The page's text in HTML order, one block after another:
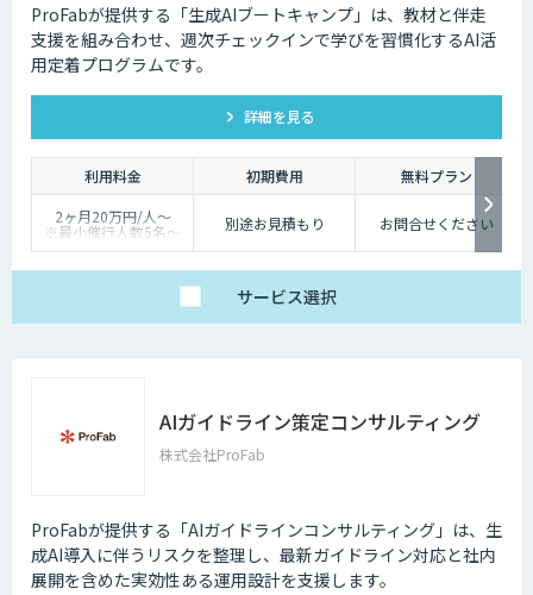
ProFabが提供する「生成AIブートキャンプ」は、教材と伴走
支援を組み合わせ、週次チェックインで学びを習慣化するAI活
用定着プログラムです。
詳細を見る
利用料金 初期費用
無料プラン
2ヶ月20万円/人〜
※最小催行人数5名〜
※対象ツールやカスタ
別途お見積もり お問合せください
サービス選択
AIガイドライン策定コンサルティング
株式会社ProFab
ProFabが提供する「AIガイドラインコンサルティング」は、生
成AI導入に伴うリスクを整理し、最新ガイドライン対応と社内
展開を含めた実効性ある運用設計を支援します。